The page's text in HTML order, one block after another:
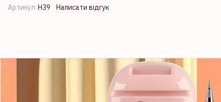
Артикул: H39 Написати відгук